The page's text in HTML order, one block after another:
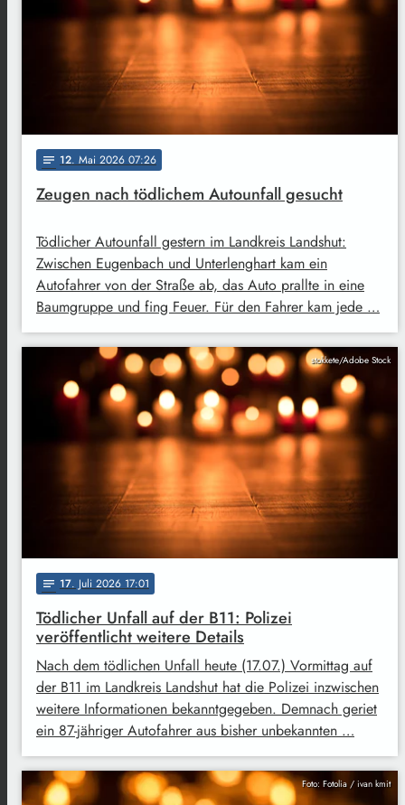
notes 12. Mai 2026 07:26
Zeugen nach tödlichem Autounfall gesucht
Tödlicher Autounfall gestern im Landkreis Landshut:
Zwischen Eugenbach und Unterlenghart kam ein
Autofahrer von der Straße ab, das Auto prallte in eine
Baumgruppe und fing Feuer. Für den Fahrer kam jede …
stokkete/Adobe Stock
notes 17. Juli 2026 17:01
Tödlicher Unfall auf der B11: Polizei
veröffentlicht weitere Details
Nach dem tödlichen Unfall heute (17.07.) Vormittag auf
der B11 im Landkreis Landshut hat die Polizei inzwischen
weitere Informationen bekanntgegeben. Demnach geriet
ein 87-jähriger Autofahrer aus bisher unbekannten …
Foto: Fotolia / ivan kmit